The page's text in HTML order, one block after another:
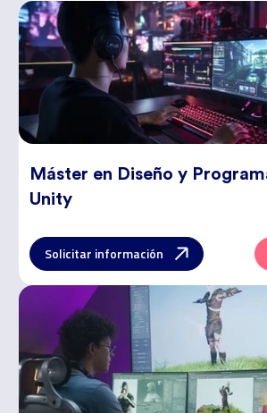
Máster en Diseño y
Unity
Solicitar información